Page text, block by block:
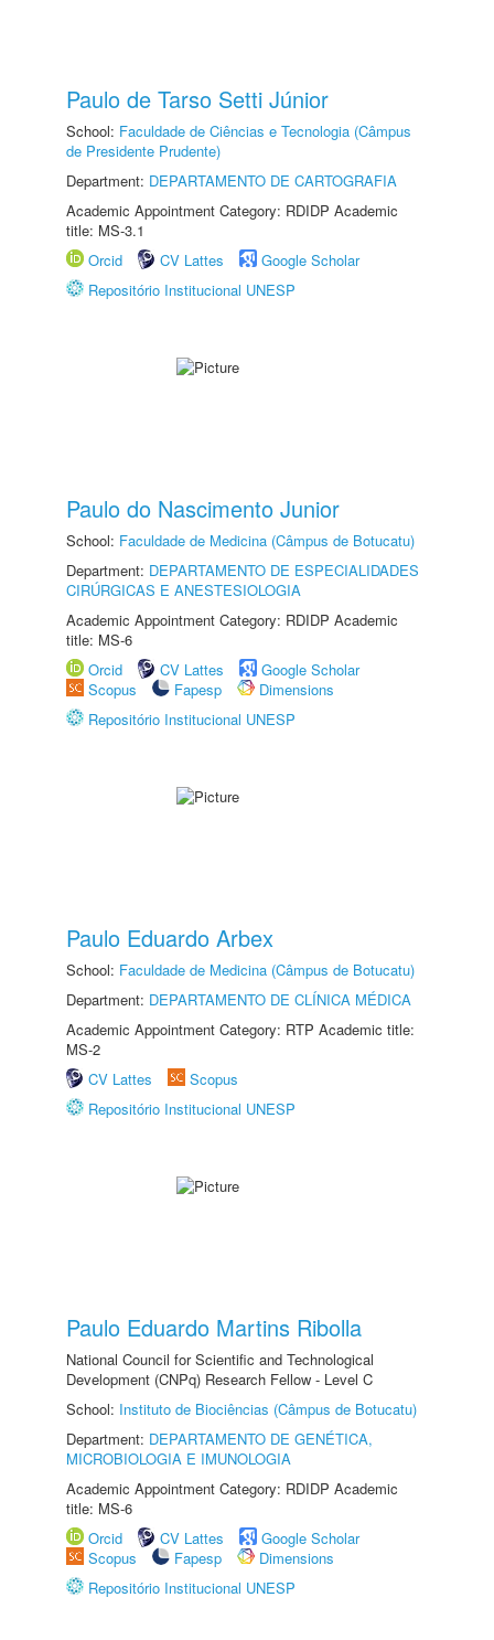
Paulo de Tarso Setti Júnior
School: Faculdade de Ciências e Tecnologia (Câmpus
de Presidente Prudente)
Department: DEPARTAMENTO DE CARTOGRAFIA
Academic Appointment Category: RDIDP Academic
title: MS-3.1
Orcid
CV Lattes
Google Scholar
Repositório Institucional UNESP
Paulo do Nascimento Junior
School: Faculdade de Medicina (Câmpus de Botucatu)
Department: DEPARTAMENTO DE ESPECIALIDADES
CIRÚRGICAS E ANESTESIOLOGIA
Academic Appointment Category: RDIDP Academic
title: MS-6
Orcid
CV Lattes
Google Scholar
Scopus
Fapesp
Dimensions
Repositório Institucional UNESP
Paulo Eduardo Arbex
School: Faculdade de Medicina (Câmpus de Botucatu)
Department: DEPARTAMENTO DE CLÍNICA MÉDICA
Academic Appointment Category: RTP Academic title:
MS-2
CV Lattes
Scopus
Repositório Institucional UNESP
Paulo Eduardo Martins Ribolla
National Council for Scientific and Technological
Development (CNPq) Research Fellow - Level C
School: Instituto de Biociências (Câmpus de Botucatu)
Department: DEPARTAMENTO DE GENÉTICA,
MICROBIOLOGIA E IMUNOLOGIA
Academic Appointment Category: RDIDP Academic
title: MS-6
Orcid
CV Lattes
Google Scholar
Scopus
Fapesp
Dimensions
Repositório Institucional UNESP